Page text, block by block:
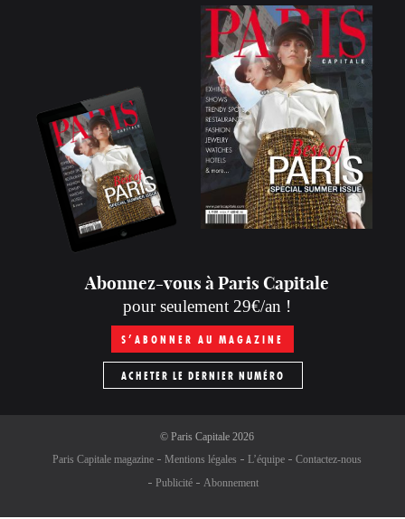
Abonnez-vous à Paris Capitale
pour seulement 29€/an !
S’ABONNER AU MAGAZINE
ACHETER LE DERNIER NUMÉRO
© Paris Capitale2026
Paris Capitale magazine
Mentions légales L’équipe
Contactez-nous
Publicité
Abonnement